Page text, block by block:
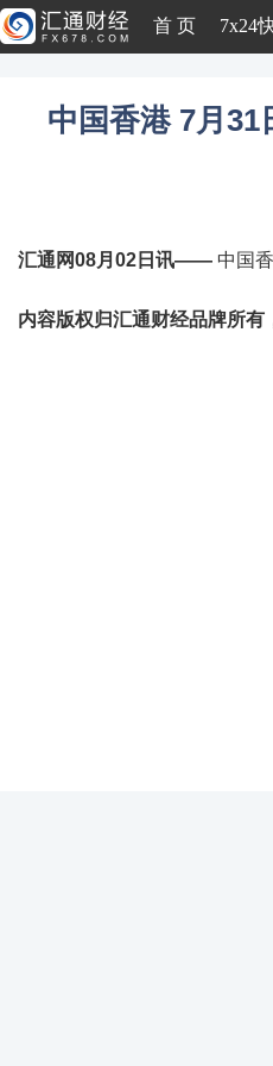
首 页 7x24
中国香港 7月
汇通网08月02日讯—— 中国
内容版权归汇通财经品牌所